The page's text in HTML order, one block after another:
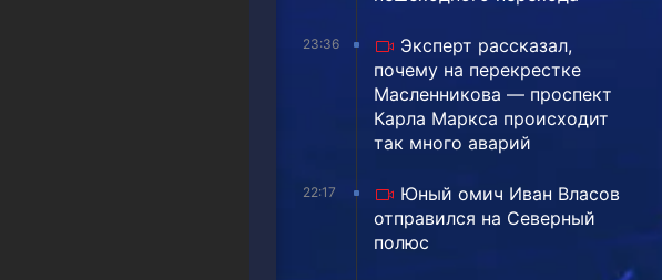
23:36
Эксперт рассказал,
почему на перекрестке
Масленникова — проспект
Карла Маркса происходит
так много аварий
22:17
Юный омич Иван Власов
отправился на Северный
полюс